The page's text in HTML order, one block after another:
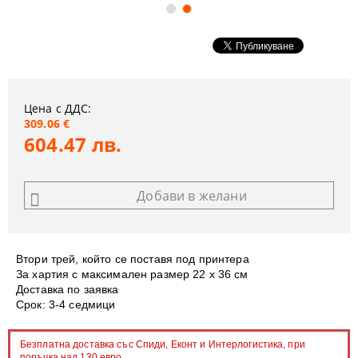
Втори трей, който се поставя под принтера
За хартия с максимален размер 22 х 36 см
Доставка по заявка
Срок: 3-4 седмици
Безплатна доставка със Спиди, Еконт и Интерлогистика, при
Цена с ДДС:
309.06 €
604.47 лв.
Добави в желани